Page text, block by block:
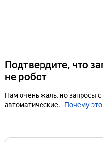
Подтвердите, что
не робот
Нам очень жаль, но запросы
автоматические.
Почему